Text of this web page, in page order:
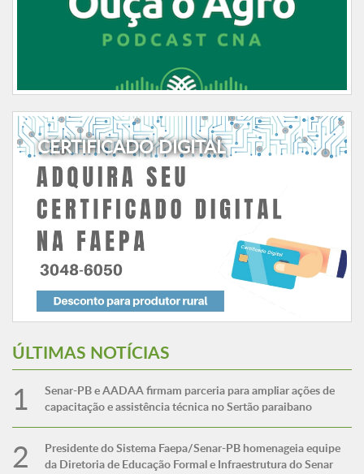
CERTIFICADO DIGITAL
ÚLTIMAS NOTÍCIAS
Senar-PB e AADAA firmam parceria para ampliar ações de
capacitação e assistência técnica no Sertão paraibano
Presidente do Sistema Faepa/Senar-PB homenageia equipe
da Diretoria de Educação Formal e Infraestrutura do Senar